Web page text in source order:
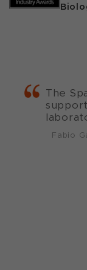
The
Fabio